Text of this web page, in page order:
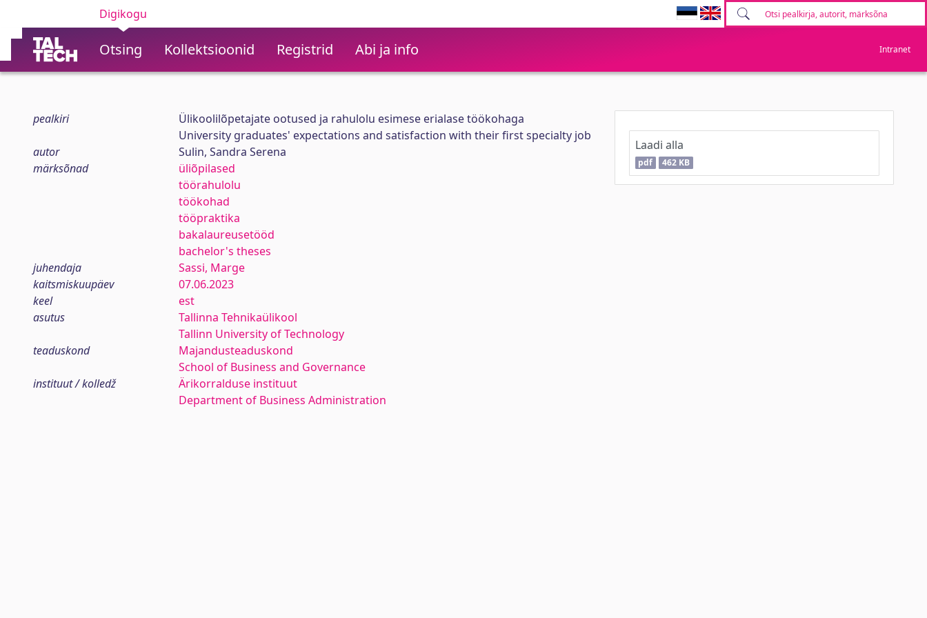
Digikogu
Otsing Kollektsioonid Registrid Abi ja info Intranet
pealkiri
Ülikoolilõpetajate ootused ja rahulolu esimese erialase töökohaga
University graduates' expectations and satisfaction with their first specialty job
autor
Sulin, Sandra Serena
märksõnad
üliõpilased
töörahulolu
töökohad
tööpraktika
bakalaureusetööd
bachelor's theses
juhendaja
Sassi, Marge
kaitsmiskuupäev
07.06.2023
keel
est
asutus
Tallinna Tehnikaülikool
Tallinn University of Technology
teaduskond
Majandusteaduskond
School of Business and Governance
instituut / kolledž
Ärikorralduse instituut
Department of Business Administration
Laadi alla
pdf 462 KB